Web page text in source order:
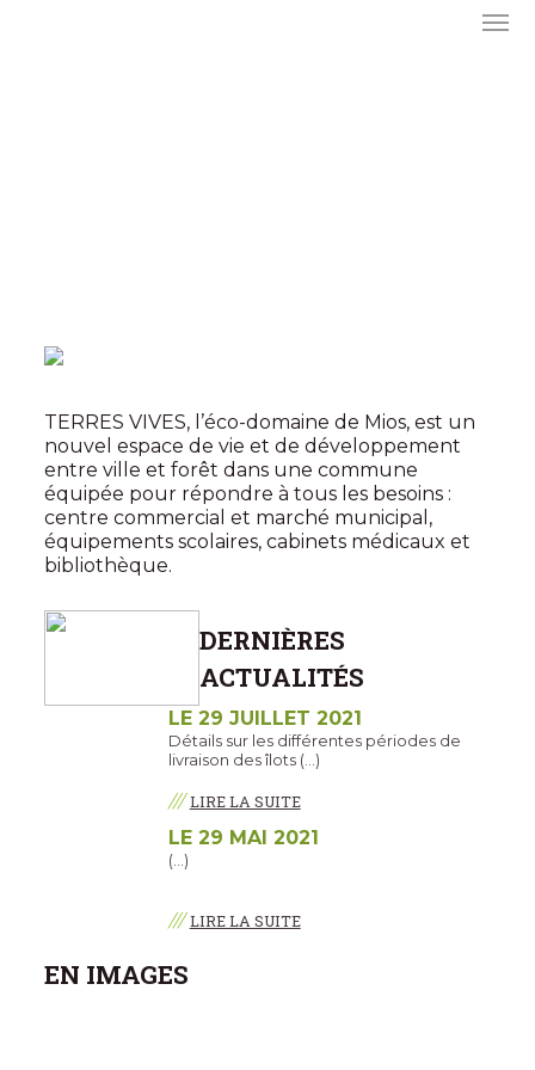
TERRES VIVES, l’éco-domaine de Mios, est un
nouvel espace de vie et de développement
entre ville et forêt dans une commune
équipée pour répondre à tous les besoins :
centre commercial et marché municipal,
équipements scolaires, cabinets médicaux et
bibliothèque.
DERNIÈRES
ACTUALITÉS
LE 29 JUILLET 2021
Détails sur les différentes périodes de
livraison des îlots (…)
/// LIRE LA SUITE
LE 29 MAI 2021
(…)
/// LIRE LA SUITE
EN IMAGES